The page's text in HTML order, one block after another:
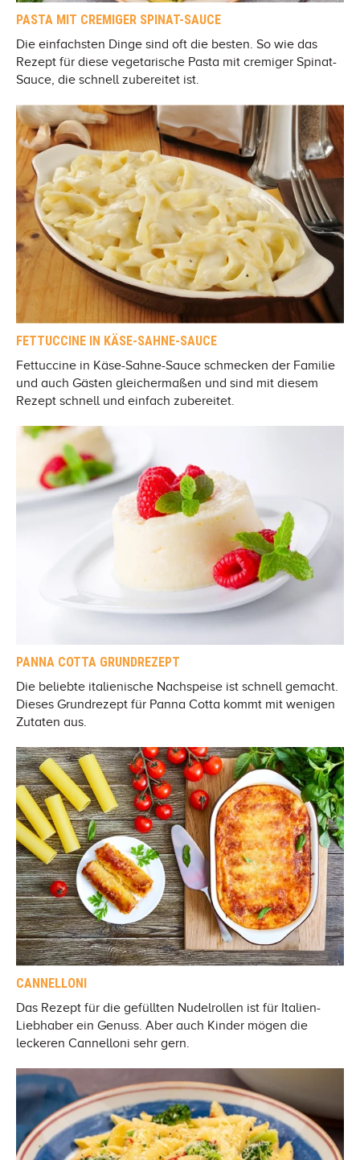
PASTA MIT CREMIGER SPINAT-SAUCE
Die einfachsten Dinge sind oft die besten. So wie das
Rezept für diese vegetarische Pasta mit cremiger Spinat-
Sauce, die schnell zubereitet ist.
FETTUCCINE IN KÄSE-SAHNE-SAUCE
Fettuccine in Käse-Sahne-Sauce schmecken der Familie
und auch Gästen gleichermaßen und sind mit diesem
Rezept schnell und einfach zubereitet.
PANNA COTTA GRUNDREZEPT
Die beliebte italienische Nachspeise ist schnell gemacht.
Dieses Grundrezept für Panna Cotta kommt mit wenigen
Zutaten aus.
CANNELLONI
Das Rezept für die gefüllten Nudelrollen ist für Italien-
Liebhaber ein Genuss. Aber auch Kinder mögen die
leckeren Cannelloni sehr gern.